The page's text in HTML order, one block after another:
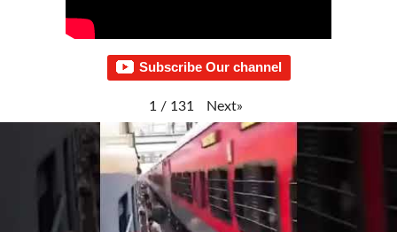
Subscribe Our channel
1 / 131 Next»